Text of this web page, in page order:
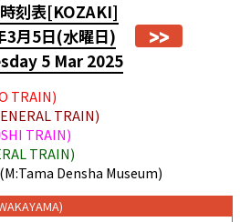
刻表[KOZAKI]
3月5日(水曜日)
5 Mar 2025
>>
TRAIN)
TRAIN)
TRAIN)
TRAIN)
Densha Museum)